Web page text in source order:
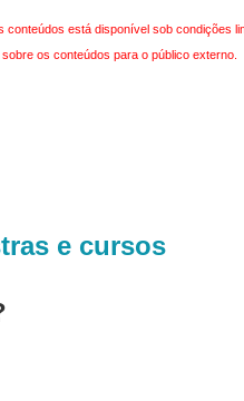
está disponível sob condições
os conteúdos para o público externo.
e cursos